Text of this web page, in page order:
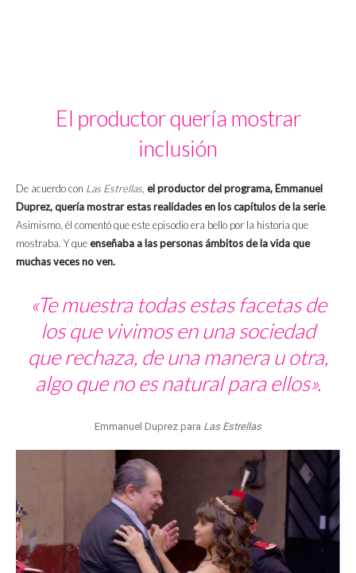
El productor quería mostrar
inclusión
De acuerdo con Las Estrellas, el productor del programa, Emmanuel
Duprez, quería mostrar estas realidades en los capítulos de la serie.
Asimismo, él comentó que este episodio era bello por la historia que
mostraba. Y queenseñaba a las personas ámbitos de la vida que
muchas veces no ven.
«Te muestra todas estas facetas de
los que vivimos en una sociedad
que rechaza, de una manera u otra,
algo que no es natural para ellos».
Emmanuel Duprez para Las Estrellas